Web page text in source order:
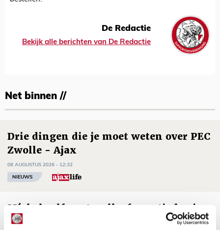
De Redactie
Bekijk alle berichten van De Redactie
Net binnen //
Drie dingen die je moet weten over PEC
Zwolle - Ajax
08 AUGUSTUS 2026 - 12:32
NIEUWS
Míchels elf: met welke formatie begin
jij aan nieuw eredivisieseizoen?